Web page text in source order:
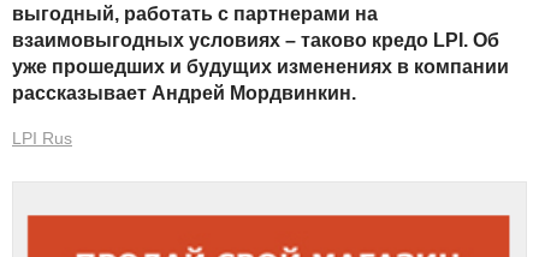
выгодный, работать с партнерами на
взаимовыгодных условиях – таково кредо LPI. Об
уже прошедших и будущих изменениях в компании
рассказывает Андрей Мордвинкин.
LPI Rus